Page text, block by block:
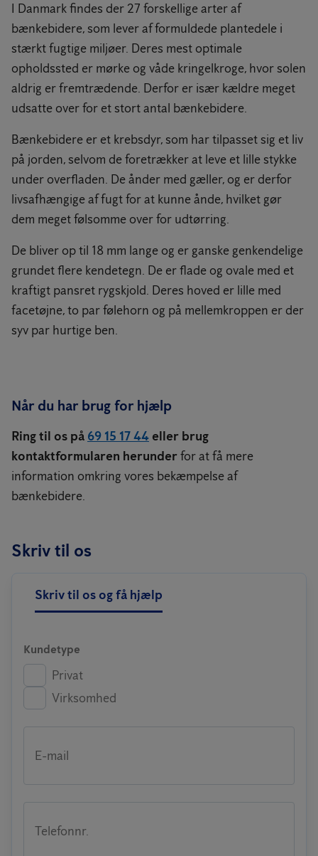
I Danmark findes der 27 forskellige arter af
bænkebidere, som lever af formuldede plantedele i
stærkt fugtige miljøer. Deres mest optimale
opholdssted er mørke og våde kringelkroge, hvor solen
aldrig er fremtrædende. Derfor er især kældre meget
udsatte over for et stort antal bænkebidere.
Bænkebidere er et krebsdyr, som har tilpasset sig et liv
på jorden, selvom de foretrækker at leve et lille stykke
under overfladen. De ånder med gæller, og er derfor
livsafhængige af fugt for at kunne ånde, hvilket gør
dem meget følsomme over for udtørring.
De bliver op til 18 mm lange og er ganske genkendelige
grundet flere kendetegn. De er flade og ovale med et
kraftigt pansret rygskjold. Deres hoved er lille med
facetøjne, to par følehorn og på mellemkroppen er der
syv par hurtige ben.
Når du har brug for hjælp
Ring til os på 69 15 17 44 eller brug
kontaktformularen herunderfor at få mere
information omkring vores bekæmpelse af
bænkebidere.
Skriv til os
Skriv til os og få hjælp
Kundetype
Privat
Virksomhed
E-mail
Telefonnr.